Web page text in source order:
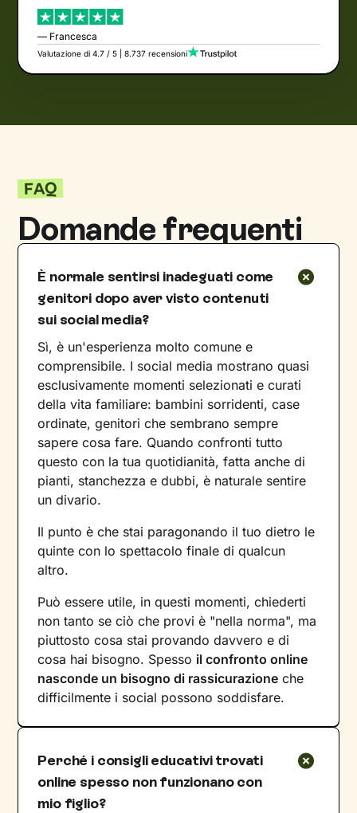
— Francesca
Valutazione di 4.7 / 5 | 8.737 recensioni
FAQ
Domande frequenti
È normale sentirsi inadeguati come
genitori dopo aver visto contenuti
sui social media?
Sì, è un'esperienza molto comune e
comprensibile. I social media mostrano quasi
esclusivamente momenti selezionati e curati
della vita familiare: bambini sorridenti, case
ordinate, genitori che sembrano sempre
sapere cosa fare. Quando confronti tutto
questo con la tua quotidianità, fatta anche di
pianti, stanchezza e dubbi, è naturale sentire
un divario.
Il punto è che stai paragonando il tuo dietro le
quinte con lo spettacolo finale di qualcun
altro.
Può essere utile, in questi momenti, chiederti
non tanto se ciò che provi è "nella norma", ma
piuttosto cosa stai provando davvero e di
cosa hai bisogno. Spesso il confronto online
nasconde un bisogno di rassicurazione che
difficilmente i social possono soddisfare.
Perché i consigli educativi trovati
online spesso non funzionano con
mio figlio?